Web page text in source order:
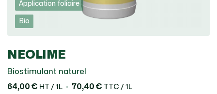
Application foliaire
Bio
NEOLIME
Biostimulant naturel
64,00 € HT / 1L 70,40 € TTC / 1L